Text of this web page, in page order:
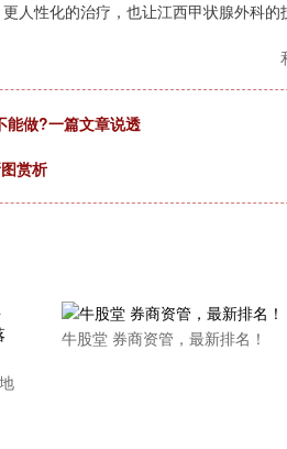
人性化的治疗，也让江西甲状腺外科的
能做?一篇文章说透
赏析
牛股堂 券商资管，最新排名！